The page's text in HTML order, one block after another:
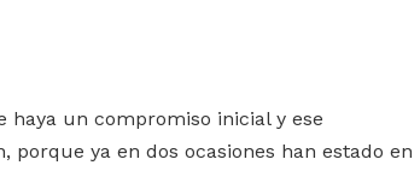
haya un compromiso inicial y ese
ya en dos ocasiones han estado en